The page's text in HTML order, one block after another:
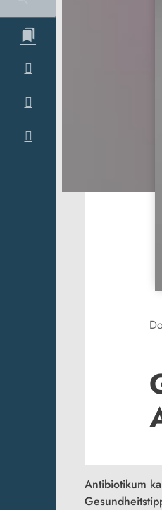
Antibiotikum